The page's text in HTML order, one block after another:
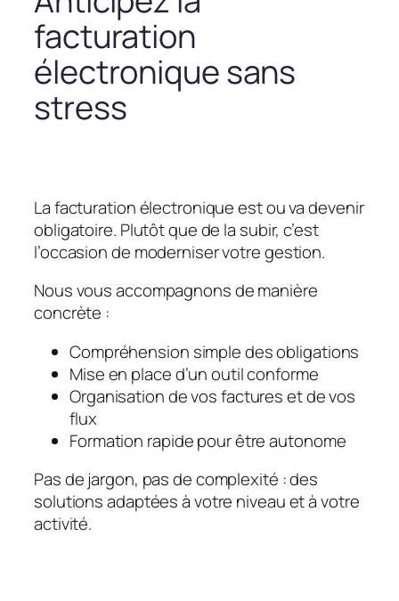
facturation
électronique sans
stress
La facturation électronique est ou va devenir
obligatoire. Plutôt que de la subir, c’est
l’occasion de moderniser votre gestion.
Nous vous accompagnons de manière
concrète :
Compréhension simple des obligations
Mise en place d’un outil conforme
Organisation de vos factures et de vos
flux
Formation rapide pour être autonome
Pas de jargon, pas de complexité : des
solutions adaptées à votre niveau et à votre
activité.